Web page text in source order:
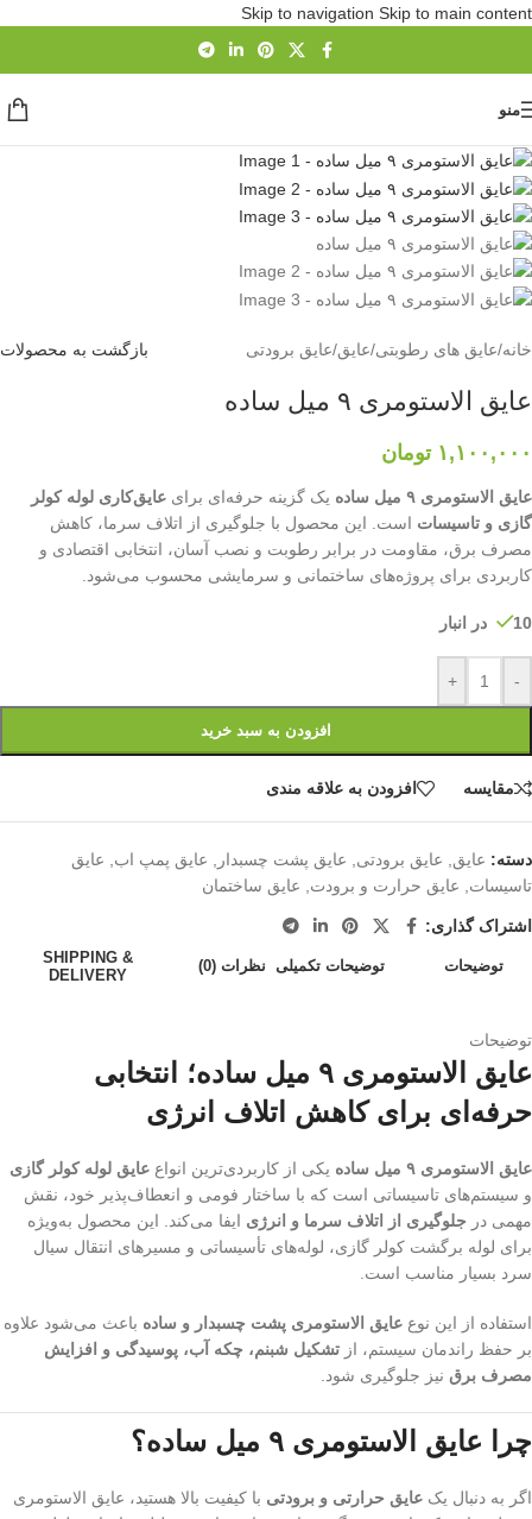
Skip to navigation Skip to main content
منو
خانه/عایق های رطوبتی/عایق/عایق برودتی بازگشت به محصولات
عایق الاستومری ۹ میل ساده
۱,۱۰۰,۰۰۰ تومان
عایق الاستومری ۹ میل ساده یک گزینه حرفه‌ای برای عایق‌کاری لوله کولر
گازی و تاسیسات است. این محصول با جلوگیری از اتلاف سرما، کاهش
مصرف برق، مقاومت در برابر رطوبت و نصب آسان، انتخابی اقتصادی و
کاربردی برای پروژه‌های ساختمانی و سرمایشی محسوب می‌شود.
10 در انبار
-
+
افزودن به سبد خرید
مقايسه افزودن به علاقه مندی
دسته: عایق عایق برودتی عایق پشت چسبدار عایق پمپ اب
عایق
تاسیسات
عایق حرارت و برودت عایق ساختمان
اشتراک گذاری:
توضیحات توضیحات تکمیلی نظرات (0)
SHIPPING &
DELIVERY
توضیحات
عایق الاستومری ۹ میل ساده؛ انتخابی
حرفه‌ای برای کاهش اتلاف انرژی
عایق الاستومری ۹ میل ساده یکی از کاربردی‌ترین انواع عایق لوله کولر گازی
و سیستم‌های تاسیساتی است که با ساختار فومی و انعطاف‌پذیر خود، نقش
مهمی در جلوگیری از اتلاف سرما و انرژی ایفا می‌کند. این محصول به‌ویژه
برای لوله برگشت کولر گازی، لوله‌های تأسیساتی و مسیرهای انتقال سیال
سرد بسیار مناسب است.
استفاده از این نوع عایق الاستومری پشت چسبدار و ساده باعث می‌شود علاوه
بر حفظ راندمان سیستم، از تشکیل شبنم، چکه آب، پوسیدگی و افزایش
مصرف برق نیز جلوگیری شود.
چرا عایق الاستومری ۹ میل ساده؟
اگر به دنبال یک عایق حرارتی و برودتی با کیفیت بالا هستید، عایق الاستومری